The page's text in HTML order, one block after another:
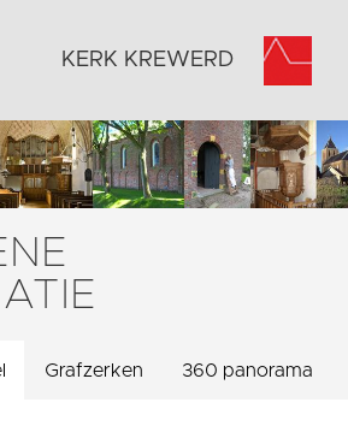
KERK KREWERD
Grafzerken 360 panorama